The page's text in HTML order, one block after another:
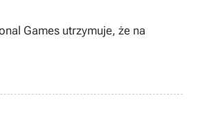
Games utrzymuje, że na